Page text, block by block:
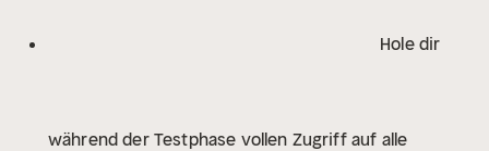
Hole dir
während der Testphase vollen Zugriff auf alle